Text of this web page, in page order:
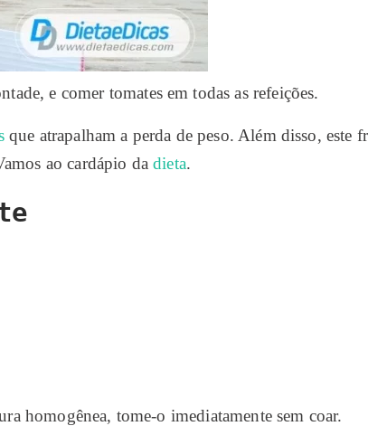
e comer tomates em todas as refeições.
que atrapalham a perda de peso. Além disso, este
ao cardápio dadieta.
homogênea, tome-o imediatamente sem coar.